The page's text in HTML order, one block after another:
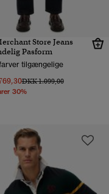
Store Jeans
Pasform
tilgængelige
Pris nedsat fra
DKK 1.099,00til
30%